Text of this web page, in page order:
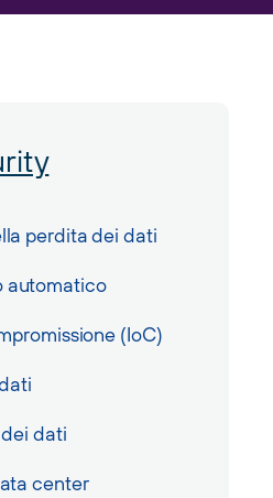
perdita dei dati
automatico
(IoC)
dati
center